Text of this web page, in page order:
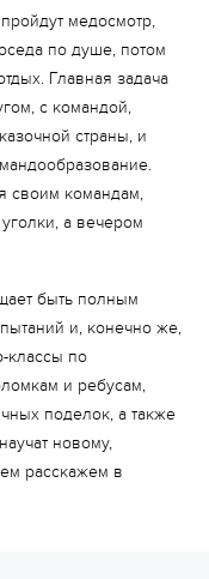
медосмотр,
по душе, потом
Главная задача
с командой,
страны, и
своим командам,
а вечером
быть полным
и, конечно же,
классы по
и ребусам,
поделок, а также
новому,
расскажем в